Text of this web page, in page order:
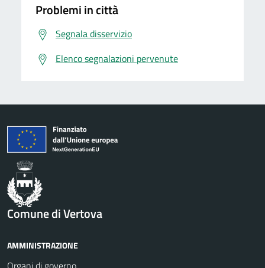
Problemi in città
Segnala disservizio
Elenco segnalazioni pervenute
Comune di Vertova
AMMINISTRAZIONE